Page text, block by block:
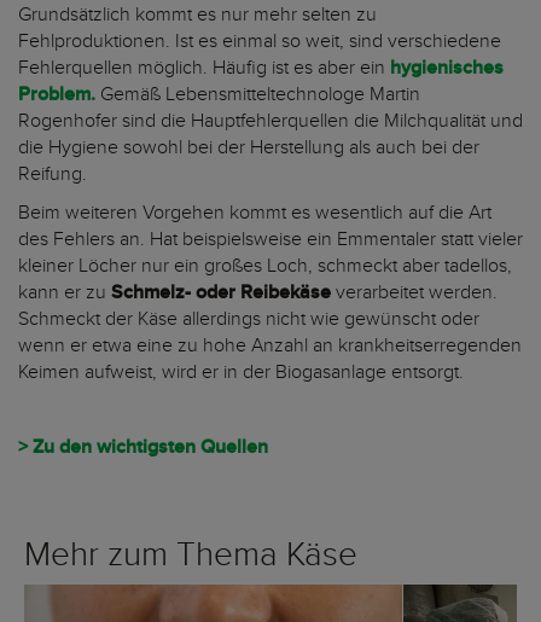
Grundsätzlich kommt es nur mehr selten zu
Fehlproduktionen. Ist es einmal so weit, sind verschiedene
Fehlerquellen möglich. Häufig ist es aber ein hygienisches
Problem. Gemäß Lebensmitteltechnologe Martin
Rogenhofer sind die Hauptfehlerquellen die Milchqualität und
die Hygiene sowohl bei der Herstellung als auch bei der
Reifung.
Beim weiteren Vorgehen kommt es wesentlich auf die Art
des Fehlers an. Hat beispielsweise ein Emmentaler statt vieler
kleiner Löcher nur ein großes Loch, schmeckt aber tadellos,
kann er zu Schmelz- oder Reibekäse verarbeitet werden.
Schmeckt der Käse allerdings nicht wie gewünscht oder
wenn er etwa eine zu hohe Anzahl an krankheitserregenden
Keimen aufweist, wird er in der Biogasanlage entsorgt.
> Zu den wichtigsten Quellen
Mehr zum Thema Käse